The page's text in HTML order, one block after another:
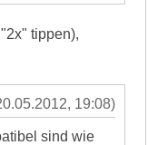
tippen),
19:08)
sind wie